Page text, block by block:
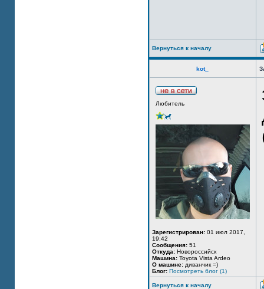
Вернуться к началу
kot_
Любитель
Зарегистрирован: 01 июл 2017,
19:42
Сообщения: 51
Откуда: Новороссийск
Машина: Toyota Vista Ardeo
О машине: диванчик =)
Блог: Посмотреть блог (1)
Вернуться к началу